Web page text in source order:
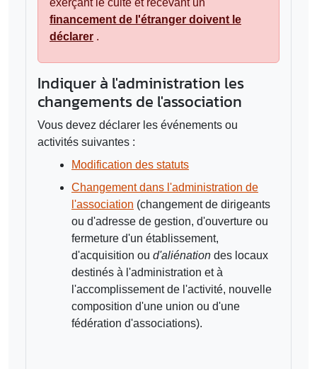
exerçant le culte et recevant un
financement de l'étranger doivent le
déclarer .
Indiquer à l'administration les
changements de l'association
Vous devez déclarer les événements ou
activités suivantes :
Modification des statuts
Changement dans l'administration de
l'association (changement de dirigeants
ou d'adresse de gestion, d'ouverture ou
fermeture d'un établissement,
d'acquisition ou d'aliénation des locaux
destinés à l'administration et à
l'accomplissement de l'activité, nouvelle
composition d'une union ou d'une
fédération d'associations).